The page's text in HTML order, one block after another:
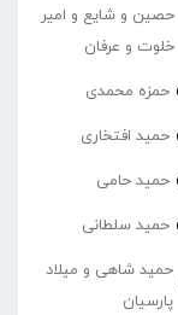
حصین و شایع و امیر
خلوت و عرفان
حمزه محمدی
حمید افتخاری
حمید حامی
حمید سلطانی
حمید شاهی و میلاد
پارسیان